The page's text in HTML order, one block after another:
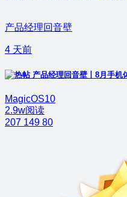
产品经理回音壁
4 天前
产品经理回音壁丨8月手机
MagicOS10
2.9w阅读
207 149 80